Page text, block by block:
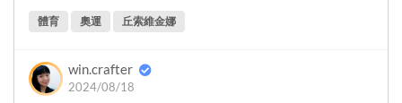
體育 奧運 丘索維金娜
win.crafter
2024/08/18